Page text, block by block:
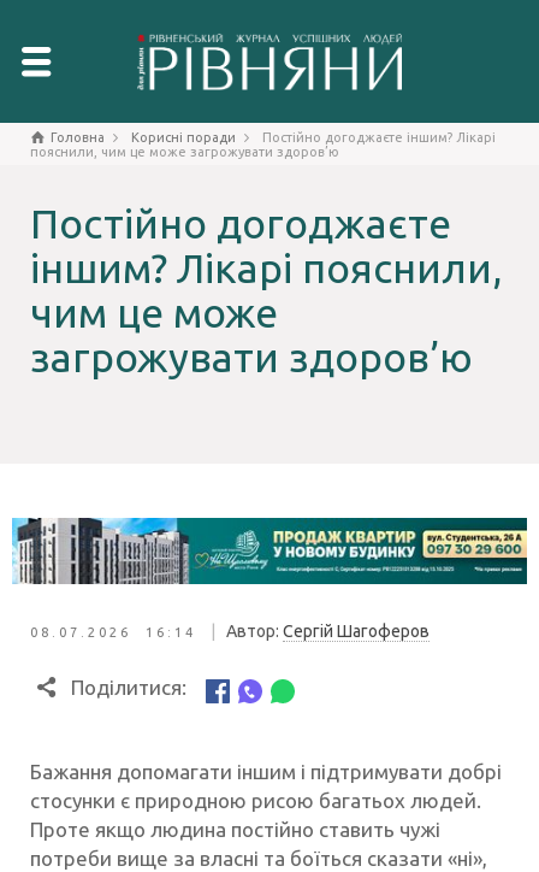
Головна Корисні поради
Постійно догоджаєте іншим? Лікарі
пояснили, чим це може загрожувати здоров’ю
Постійно догоджаєте
іншим? Лікарі пояснили,
чим це може
загрожувати здоров’ю
08.07.2026 16:14 Автор: Сергій Шагоферов
Поділитися:
Бажання допомагати іншим і підтримувати добрі
стосунки є природною рисою багатьох людей.
Проте якщо людина постійно ставить чужі
потреби вище за власні та боїться сказати «ні»,